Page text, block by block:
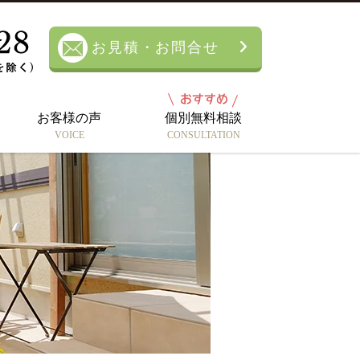
お見積・お問合せ
お客様の声
VOICE
個別無料相談
CONSULTATION